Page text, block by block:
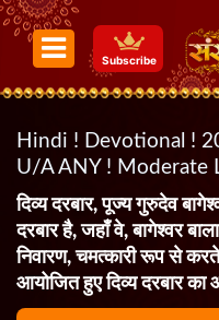
Subscribe
Hindi ! Devotional !
U/A ANY ! Moderate
दिव्य दरबार, पूज्य गुरुदेव
दरबार है, जहाँ वे, बागेश्वर
निवारण, चमत्कारी रूप से
आयोजित हुए दिव्य दरबार